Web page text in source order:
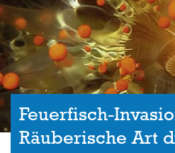
Feuerfisch-
Räuberische Art